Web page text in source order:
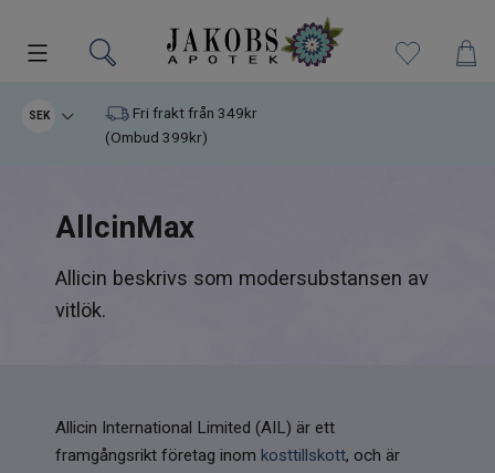
Kampanjer
Varumärken
Kosttillskott
Kristaller
SEK
Fri frakt från 349kr
(Ombud 399kr)
AllcinMax
Allicin beskrivs som modersubstansen av
vitlök.
Allicin International Limited (AIL) är ett
framgångsrikt företag inom kosttillskott, och är